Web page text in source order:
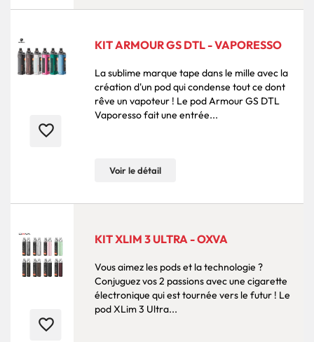
favorite_border
KIT ARMOUR GS DTL - VAPORESSO
La sublime marque tape dans le mille avec la
création d'un pod qui condense tout ce dont
rêve un vapoteur ! Le pod Armour GS DTL
Vaporesso fait une entrée...
Voir le détail
favorite_border
KIT XLIM 3 ULTRA - OXVA
Vous aimez les pods et la technologie ?
Conjuguez vos 2 passions avec une cigarette
électronique qui est tournée vers le futur ! Le
pod XLim 3 Ultra...